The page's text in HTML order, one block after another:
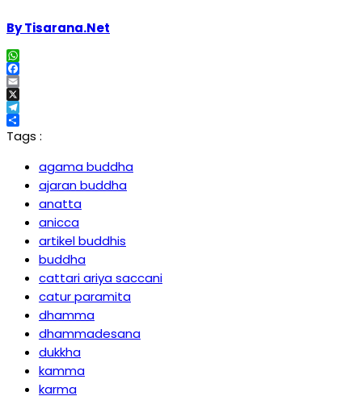
By Tisarana.Net
WhatsApp
Facebook
Email
X
Telegram
Share
Tags :
agama buddha
ajaran buddha
anatta
anicca
artikel buddhis
buddha
cattari ariya saccani
catur paramita
dhamma
dhammadesana
dukkha
kamma
karma